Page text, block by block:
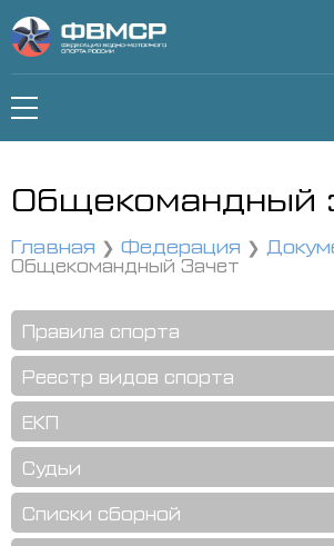
Общекомандный
Главная Федерация
Общекомандный Зачет
Правила спорта
Реестр видов спорта
ЕКП
Судьи
Списки сборной